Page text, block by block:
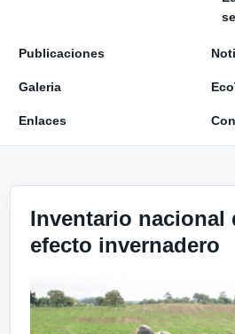
Publicaciones
Galeria
Enlaces
Inventario nacional
efecto invernadero